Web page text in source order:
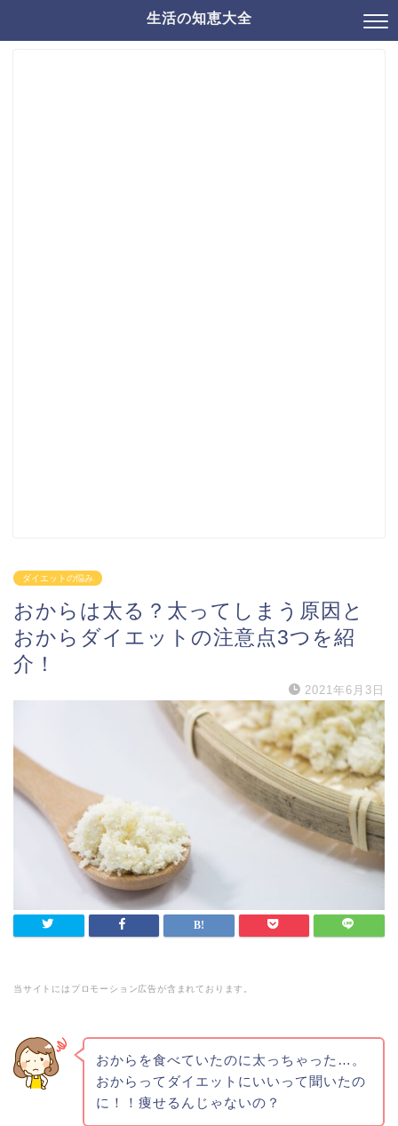
生活の知恵大全
ダイエットの悩み
おからは太る？太ってしまう原因と
おからダイエットの注意点3つを紹
介！
2021年6月3日
当サイトにはプロモーション広告が含まれております。
おからを食べていたのに太っちゃった…。
おからってダイエットにいいって聞いたの
に！！痩せるんじゃないの？